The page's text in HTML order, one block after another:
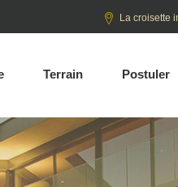
La croisette
Terrain Postuler